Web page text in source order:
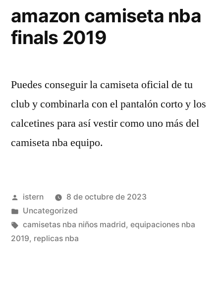
amazon camiseta nba
finals 2019
Puedes conseguir la camiseta oficial de tu
club y combinarla con el pantalón corto y los
calcetines para así vestir como uno más del
camiseta nba equipo.
Publicado
por
istern
8 de octubre de 2023
Publicado
en
Uncategorized
Etiquetas:
camisetas nba niños madrid, equipaciones nba
2019, replicas nba